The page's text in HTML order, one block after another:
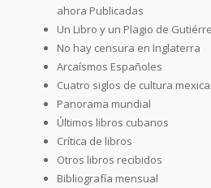
ahora Publicadas
Un Libro y un Plagio de
No hay censura en Inglaterra
Arcaísmos Españoles
Cuatro siglos de cultura
Panorama mundial
Últimos libros cubanos
Crítica de libros
Otros libros recibidos
Bibliografía mensual